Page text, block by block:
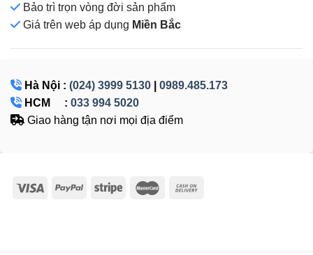
Bảo trì trọn vòng đời sản phẩm
Giá trên web áp dụng Miền Bắc
Hà Nội : (024) 3999 5130
0989.485.173
HCM : 033 994 5020
Giao hàng tận nơi mọi địa điểm